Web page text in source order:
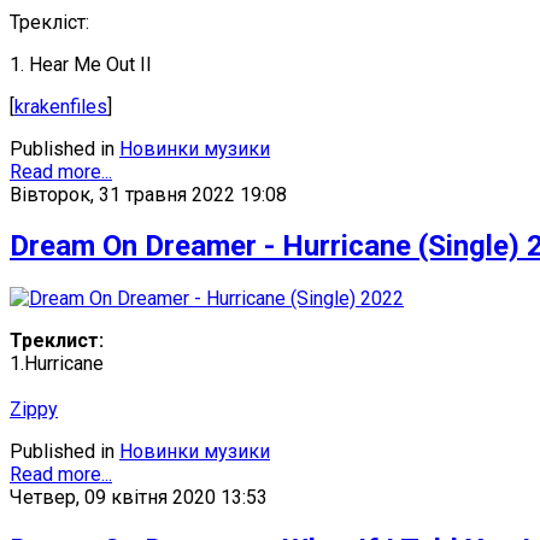
Трекліст:
1. Hear Me Out II
[krakenfiles]
Published in Новинки музики
Read more...
Вівторок, 31 травня 2022 19:08
Dream On Dreamer - Hurricane (Single)
Треклист:
1.Hurricane
Zippy
Published in Новинки музики
Read more...
Четвер, 09 квітня 2020 13:53